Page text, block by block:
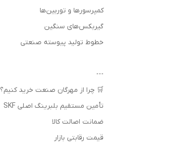
کمپرسورها و توربین‌ها
گیربکس‌های سنگین
خطوط تولید پیوسته صنعتی
---
🛒 چرا از مهرگان صنعت خرید کنیم؟
تأمین مستقیم بلبرینگ اصلی SKF
ضمانت اصالت کالا
قیمت رقابتی بازار